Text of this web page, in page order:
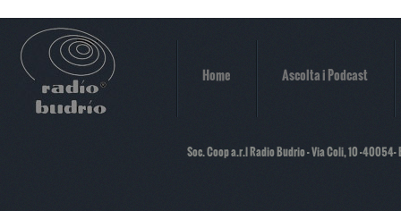
Home Ascolta i Podcast
Soc. Coop a.r.l Radio Budrio - Via Coli, 10 -40054-